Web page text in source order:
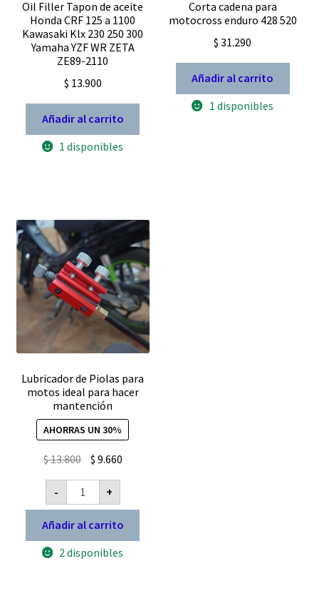
Oil Filler Tapon de aceite
Honda CRF 125 a 1100
Kawasaki Klx 230 250 300
Yamaha YZF WR ZETA
ZE89-2110
$ 13.900
Añadir al carrito
1 disponibles
Corta cadena para
motocross enduro 428 520
$ 31.290
Añadir al carrito
1 disponibles
Lubricador de Piolas para
motos ideal para hacer
mantención
AHORRAS UN 30%
$13.800 El
original
era:
$ 13.800.
$ 9.660El
es:
$ 9.660.
-
Lubricador
Piolas
para
motos
ideal
para
+
Añadir al carrito
2 disponibles